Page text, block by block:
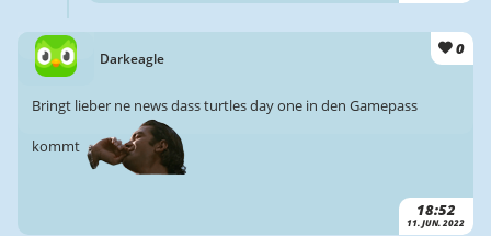
Darkeagle
0
18:52
11. JUN. 2022
Bringt lieber ne news dass turtles day one in den Gamepass
kommt